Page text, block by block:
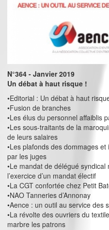
N°364 - Janvier 2019
Un débat à haut risque !
•Editorial : Un débat à haut
•Fusion de branches
•Les élus du personnel affaiblis
•Les sous-traitants de la
de leurs salaires
•Les plafonds des dommages
par les juges
•Le mandat de délégué syndical
l’exercice d’un mandat électif
•La CGT confortée chez Petit
•NAO Tanneries d’Annonay
•Aence : un outil au service des
•La révolte des ouvriers du
marbre les patrons